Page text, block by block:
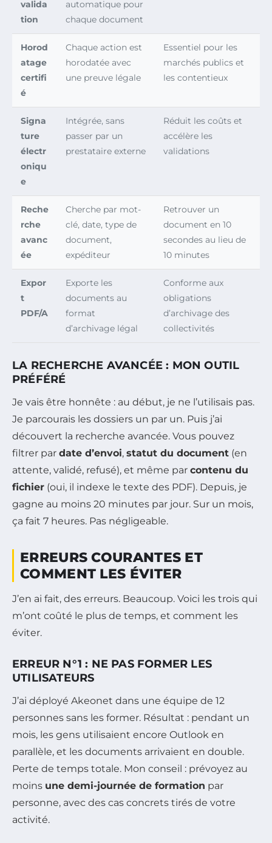
valida
tion
automatique pour
chaque document
Horod
atage
certifi
é
Chaque action est
horodatée avec
une preuve légale
Essentiel pour les
marchés publics et
les contentieux
Signa
ture
électr
oniqu
e
Intégrée, sans
passer par un
prestataire externe
Réduit les coûts et
accélère les
validations
Reche
rche
avanc
ée
Cherche par mot-
clé, date, type de
document,
expéditeur
Retrouver un
document en 10
secondes au lieu de
10 minutes
Expor
t
PDF/A
Exporte les
documents au
format
d’archivage légal
Conforme aux
obligations
d’archivage des
collectivités
LA RECHERCHE AVANCÉE : MON OUTIL
PRÉFÉRÉ
Je vais être honnête : au début, je ne l’utilisais pas.
Je parcourais les dossiers un par un. Puis j’ai
découvert la recherche avancée. Vous pouvez
filtrer par date d’envoi, statut du document (en
attente, validé, refusé), et même par contenu du
fichier (oui, il indexe le texte des PDF). Depuis, je
gagne au moins 20 minutes par jour. Sur un mois,
ça fait 7 heures. Pas négligeable.
ERREURS COURANTES ET
COMMENT LES ÉVITER
J’en ai fait, des erreurs. Beaucoup. Voici les trois qui
m’ont coûté le plus de temps, et comment les
éviter.
ERREUR N°1 : NE PAS FORMER LES
UTILISATEURS
J’ai déployé Akeonet dans une équipe de 12
personnes sans les former. Résultat : pendant un
mois, les gens utilisaient encore Outlook en
parallèle, et les documents arrivaient en double.
Perte de temps totale. Mon conseil : prévoyez au
moins une demi-journée de formation par
personne, avec des cas concrets tirés de votre
activité.